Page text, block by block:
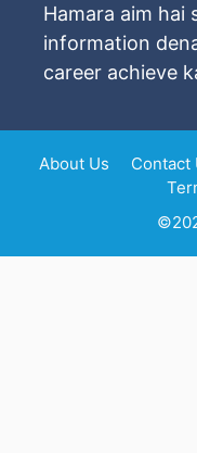
Hamara aim hai
information
career achieve
About Us Contact